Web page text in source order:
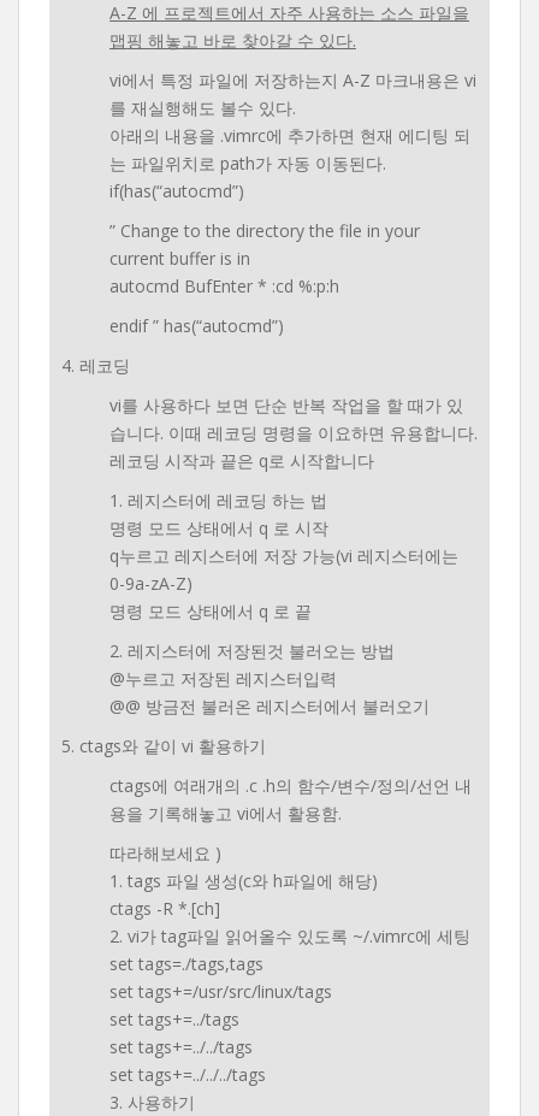
A-Z 에 프로젝트에서 자주 사용하는 소스 파일을
맵핑 해놓고 바로 찾아갈 수 있다.
vi에서 특정 파일에 저장하는지 A-Z 마크내용은 vi
를 재실행해도 볼수 있다.
아래의 내용을 .vimrc에 추가하면 현재 에디팅 되
는 파일위치로 path가 자동 이동된다.
if(has(“autocmd”)
” Change to the directory the file in your
current buffer is in
autocmd BufEnter * :cd %:p:h
endif ” has(“autocmd”)
4. 레코딩
vi를 사용하다 보면 단순 반복 작업을 할 때가 있
습니다. 이때 레코딩 명령을 이요하면 유용합니다.
레코딩 시작과 끝은 q로 시작합니다
1. 레지스터에 레코딩 하는 법
명령 모드 상태에서 q 로 시작
q누르고 레지스터에 저장 가능(vi 레지스터에는
0-9a-zA-Z)
명령 모드 상태에서 q 로 끝
2. 레지스터에 저장된것 불러오는 방법
@누르고 저장된 레지스터입력
@@ 방금전 불러온 레지스터에서 불러오기
5. ctags와 같이 vi 활용하기
ctags에 여래개의 .c .h의 함수/변수/정의/선언 내
용을 기록해놓고 vi에서 활용함.
따라해보세요 )
1. tags 파일 생성(c와 h파일에 해당)
ctags -R *.[ch]
2. vi가 tag파일 읽어올수 있도록 ~/.vimrc에 세팅
set tags=./tags,tags
set tags+=/usr/src/linux/tags
set tags+=../tags
set tags+=../../tags
set tags+=../../../tags
3. 사용하기